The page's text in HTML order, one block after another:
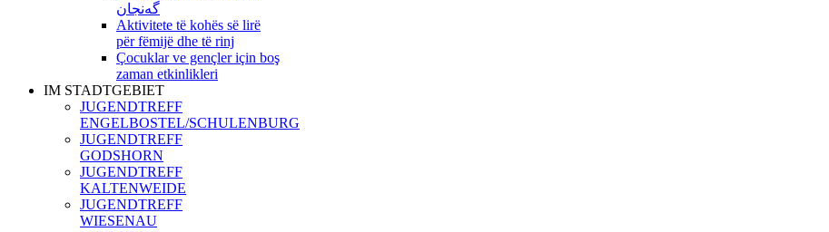
گەنجان
Aktivitete të kohës së lirë
për fëmijë dhe të rinj
Çocuklar ve gençler için boş
zaman etkinlikleri
IM STADTGEBIET
JUGENDTREFF
ENGELBOSTEL/SCHULENBURG
JUGENDTREFF
GODSHORN
JUGENDTREFF
KALTENWEIDE
JUGENDTREFF
WIESENAU